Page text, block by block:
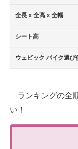
全長 x 全高 x 全幅
シート高
ウェビック バイク選び
ランキングの全
い！